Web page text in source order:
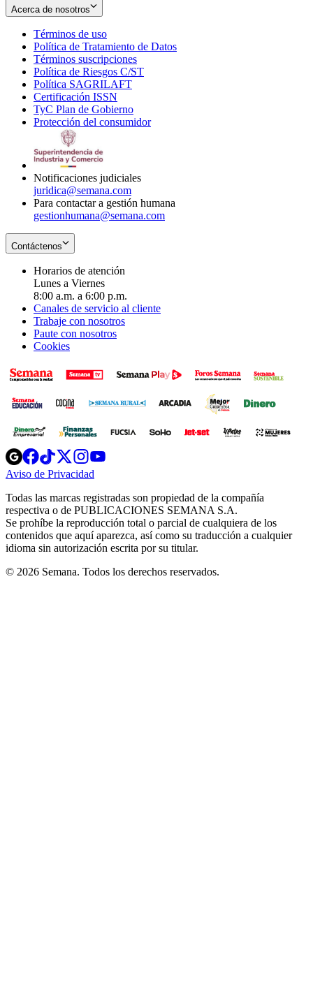
Acerca de nosotros
Términos de uso
in
new
window
Política de Tratamiento de Datos
Términos suscripciones
in
Política de Riesgos C/ST
Política SAGRILAFT
new
window
Certificación ISSN
in
new
TyC Plan de Gobierno
in
Protección del consumidorOpens
Notificaciones judiciales
juridica@semana.com
Para contactar a gestión humana
gestionhumana@semana.com
Contáctenos
Horarios de atención
Lunes a Viernes
8:00 a.m. a 6:00 p.m.
Canales de servicio al cliente
Trabaje con nosotros
Paute con nosotros
Cookies
Opens
in
new
Opens
in
new
Opens
in
new
window
Opens
new
windowwindow
Aviso de Privacidad
new
window
Todas las marcas registradas son propiedad de la compañía
respectiva o de PUBLICACIONES SEMANA S.A.
Se prohíbe la reproducción total o parcial de cualquiera de los
contenidos que aquí aparezca, así como su traducción a cualquier
idioma sin autorización escrita por su titular.
© 2026 Semana. Todos los derechos reservados.